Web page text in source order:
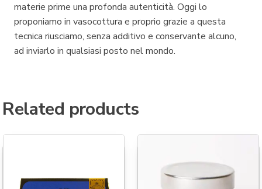
materie prime una profonda autenticità. Oggi lo
proponiamo in vasocottura e proprio grazie a questa
tecnica riusciamo, senza additivo e conservante alcuno,
ad inviarlo in qualsiasi posto nel mondo.
Related products